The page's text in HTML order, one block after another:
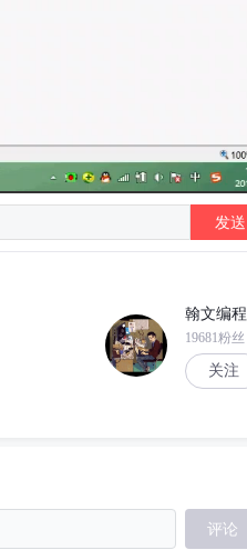
发送
翰文编程
19681粉丝
关注
评论